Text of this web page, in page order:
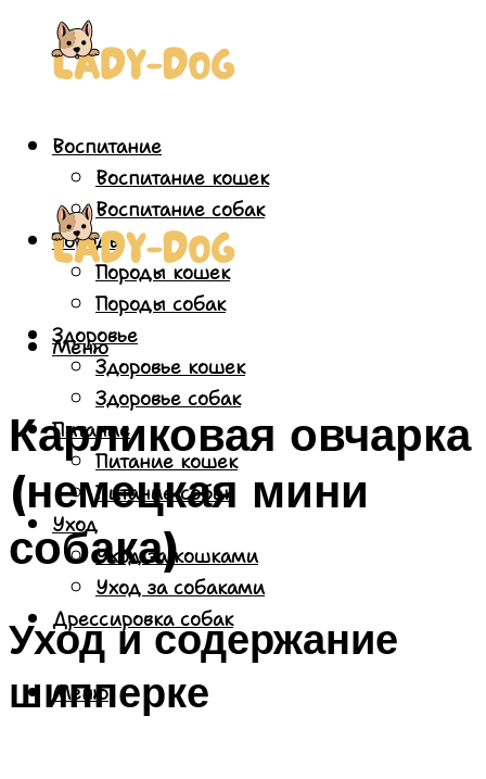
Воспитание
Воспитание кошек
Воспитание собак
Породы
Породы кошек
Породы собак
Здоровье
Здоровье кошек
Здоровье собак
Питание
Питание кошек
Питание собак
Уход
Уход за кошками
Уход за собаками
Дрессировка собак
Меню
Меню
Карликовая овчарка
(немецкая мини
собака)
Уход и содержание
шипперке